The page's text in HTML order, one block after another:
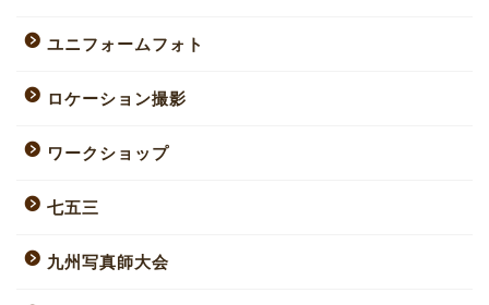
ユニフォームフォト
ロケーション撮影
ワークショップ
七五三
九州写真師大会